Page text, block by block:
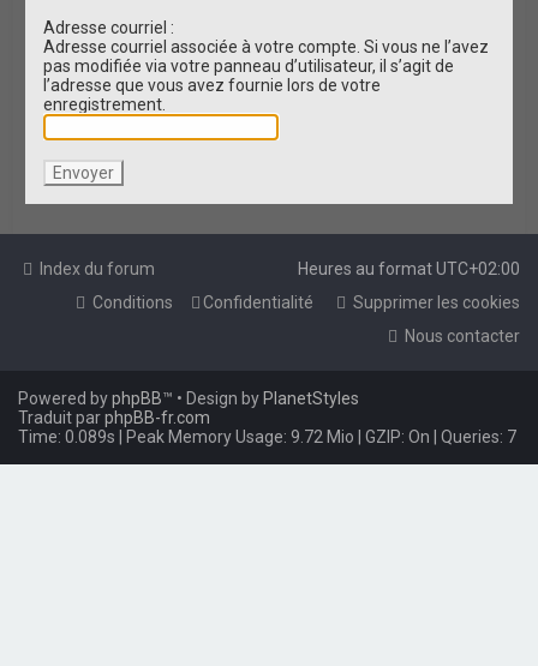
Adresse courriel :
Adresse courriel associée à votre compte. Si vous ne l’avez
pas modifiée via votre panneau d’utilisateur, il s’agit de
l’adresse que vous avez fournie lors de votre
enregistrement.
Index du forum Heures au formatUTC+02:00
Supprimer les cookies
Confidentialité
Conditions
Nous contacter
Powered byphpBB™ • Design byPlanetStyles
Traduit parphpBB-fr.com
Time: 0.089s | Peak Memory Usage: 9.72 Mio | GZIP: On | Queries: 7